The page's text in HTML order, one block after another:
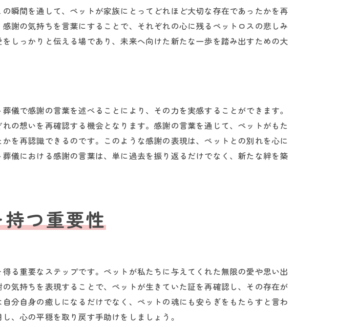
伝える方法
葉にする
い出の共有
を伝えるための準備
えるための準備
心構え
るプロセス
ち合う技法
有する場作り
伝達方法
瞬間を通して、ペットが家族にとってどれほど大切な存在であったかを再
謝の気持ちを言葉にすることで、それぞれの心に残るペットロスの悲しみ
しっかりと伝える場であり、未来へ向けた新たな一歩を踏み出すための大
で感謝の言葉を述べることにより、その力を実感することができます。
の想いを再確認する機会となります。感謝の言葉を通じて、ペットがもた
を再認識できるのです。このような感謝の表現は、ペットとの別れを心に
儀における感謝の言葉は、単に過去を振り返るだけでなく、新たな絆を築
つ重要性
る重要なステップです。ペットが私たちに与えてくれた無限の愛や思い出
気持ちを表現することで、ペットが生きていた証を再確認し、その存在が
分自身の癒しになるだけでなく、ペットの魂にも安らぎをもたらすと言わ
、心の平穏を取り戻す手助けをしましょう。